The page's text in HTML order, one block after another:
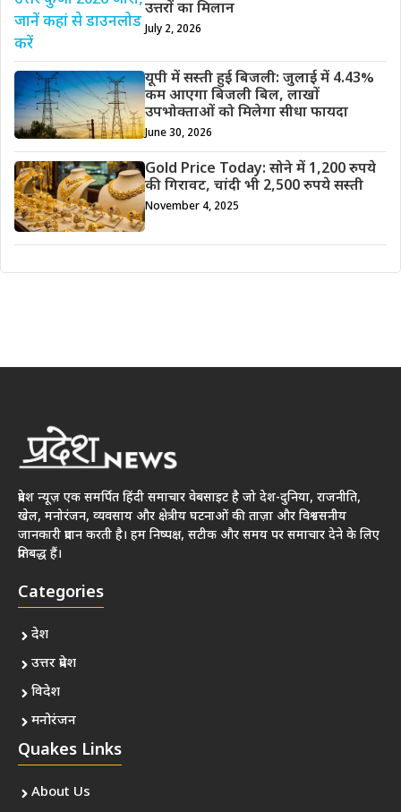
उत्तरों का मिलान
July 2, 2026
यूपी में सस्ती हुई बिजली: जुलाई में 4.43%
कम आएगा बिजली बिल, लाखों
उपभोक्ताओं को मिलेगा सीधा फायदा
June 30, 2026
Gold Price Today: सोने में 1,200 रुपये
की गिरावट, चांदी भी 2,500 रुपये सस्ती
November 4, 2025
प्रदेश न्यूज़ एक समर्पित हिंदी समाचार वेबसाइट है जो देश-दुनिया, राजनीति,
खेल, मनोरंजन, व्यवसाय और क्षेत्रीय घटनाओं की ताज़ा और विश्वसनीय
जानकारी प्रदान करती है। हम निष्पक्ष, सटीक और समय पर समाचार देने के लिए
प्रतिबद्ध हैं।
Categories
देश
उत्तर प्रदेश
विदेश
मनोरंजन
Quakes Links
About Us